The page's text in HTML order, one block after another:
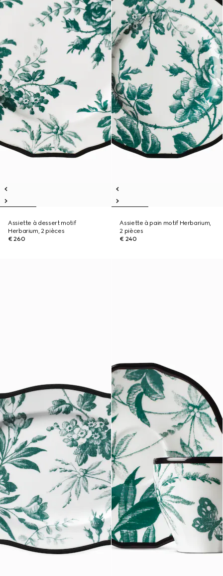
Assiette à dessert motif
Herbarium, 2 pièces
€ 260
Assiette à pain motif Herbarium,
2 pièces
€ 240